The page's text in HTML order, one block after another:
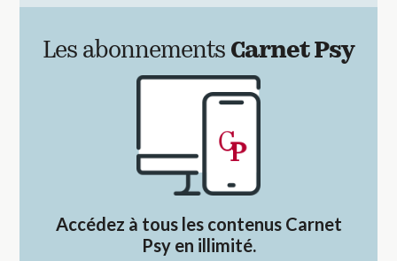
Les abonnements Carnet Psy
Accédez à tous les contenus Carnet
Psy en illimité.